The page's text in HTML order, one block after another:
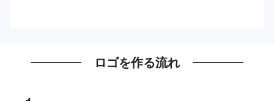
ロゴを作る流れ